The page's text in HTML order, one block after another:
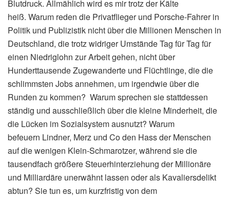
Blutdruck. Allmählich wird es mir trotz der Kälte
heiß. Warum reden die Privatflieger und Porsche-Fahrer in
Politik und Publizistik nicht über die Millionen Menschen in
Deutschland, die trotz widriger Umstände Tag für Tag für
einen Niedriglohn zur Arbeit gehen, nicht über
Hunderttausende Zugewanderte und Flüchtlinge, die die
schlimmsten Jobs annehmen, um irgendwie über die
Runden zu kommen? Warum sprechen sie stattdessen
ständig und ausschließlich über die kleine Minderheit, die
die Lücken im Sozialsystem ausnutzt? Warum
befeuern Lindner, Merz und Co den Hass der Menschen
auf die wenigen Klein-Schmarotzer, während sie die
tausendfach größere Steuerhinterziehung der Millionäre
und Milliardäre unerwähnt lassen oder als Kavaliersdelikt
abtun? Sie tun es, um kurzfristig von dem